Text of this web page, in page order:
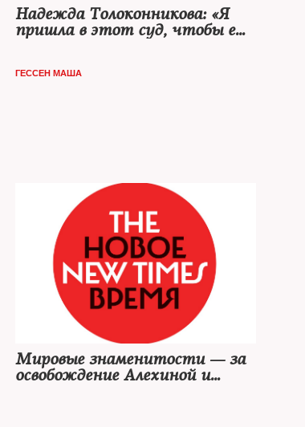
Надежда Толоконникова: «Я
пришла в этот суд, чтобы еще
правосудия»
ГЕССЕН МАША
Мировые знаменитости — за
освобождение Алехиной и